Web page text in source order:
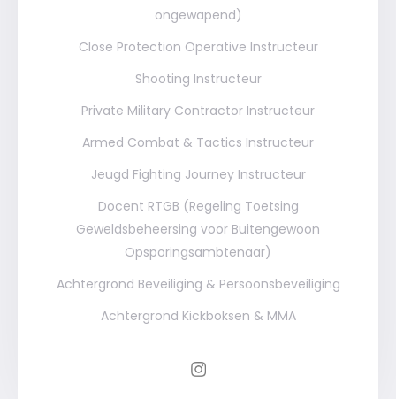
ongewapend)
Close Protection Operative Instructeur
Shooting Instructeur
Private Military Contractor Instructeur
Armed Combat & Tactics Instructeur
Jeugd Fighting Journey Instructeur
Docent RTGB (Regeling Toetsing
Geweldsbeheersing voor Buitengewoon
Opsporingsambtenaar)
Achtergrond Beveiliging & Persoonsbeveiliging
Achtergrond Kickboksen & MMA